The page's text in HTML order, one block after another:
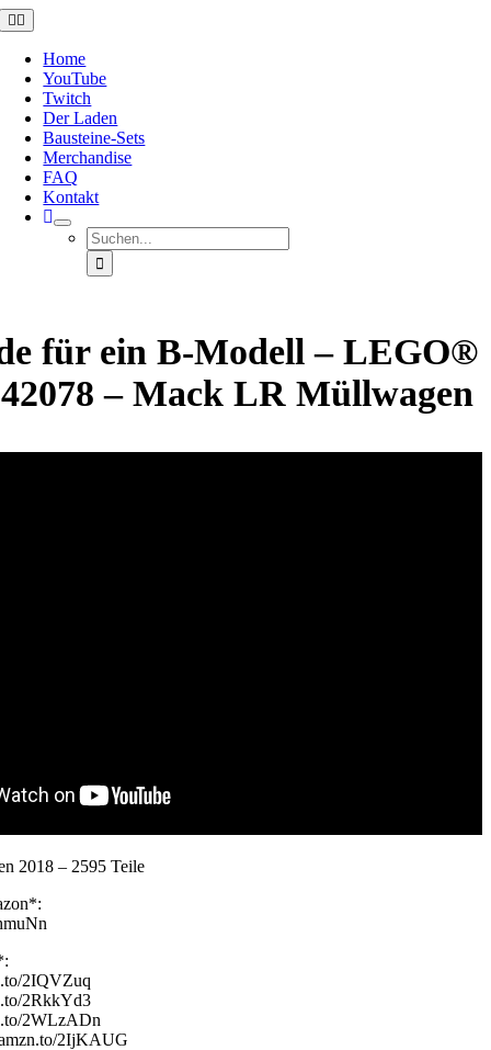
Zum
Inhalt
springen
Toggle
Navigation
Home
YouTube
Twitch
Der Laden
Bausteine-Sets
Merchandise
FAQ
Kontakt
Suche
nach:
für ein B-Modell – LEGO®
– Mack LR Müllwagen
2018 – 2595 Teile
2IQVZuq
2RkkYd3
2WLzADn
2IjKAUG